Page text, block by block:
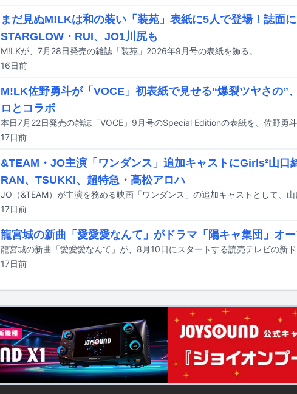
まだ見ぬM!LKは和の装い「装苑」表紙に5人で登場！誌面に
STARGLOW・RUI、JO1川尻も
M!LKが、7月28日発売の雑誌「装苑」2026年9月号の表紙を飾る。
16日前
M!LK佐野勇斗が「VOCE」初表紙で見せる“爆裂ツヤさの”
ロとコラボ
本日7月22日発売の雑誌「VOCE」9月号のSpecial Editionの表紙を、佐野勇
17日前
&TEAM・JO主演「ワンダンス」追加キャストにGirls²山口
RAN、TSUKKI、超特急・髙松アロハ
17日前
龍宮城の新曲「愛愛愛なんて」がドラマ「陽キャ集団」オ
17日前